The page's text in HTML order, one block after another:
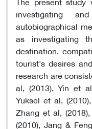
investigating
autobiographical
as investigating
destination,
tourist's desires
research are
al, (2013), Yin et
Yuksel et al,
Zhang et al,
(2010), Jang &